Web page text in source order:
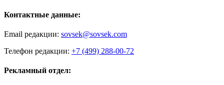
Контактные данные:
Email редакции: sovsek@sovsek.com
Телефон редакции: +7 (499) 288-00-72
Рекламный отдел: